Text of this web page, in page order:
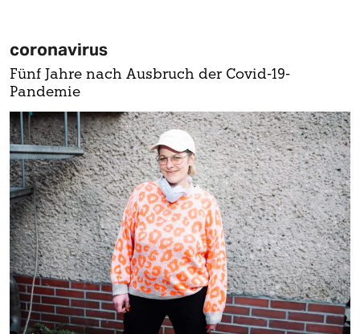
coronavirus
Fünf Jahre nach Ausbruch der Covid-19-
Pandemie